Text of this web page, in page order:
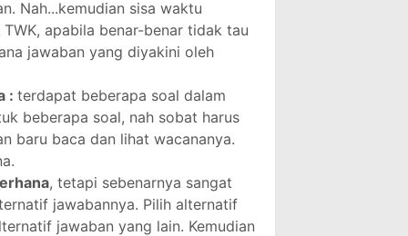
Nah...kemudian sisa waktu
apabila benar-benar tidak tau
jawaban yang diyakini oleh
: terdapat beberapa soal dalam
beberapa soal, nah sobat harus
baru baca dan lihat wacananya.
, tetapi sebenarnya sangat
jawabannya. Pilih alternatif
jawaban yang lain. Kemudian